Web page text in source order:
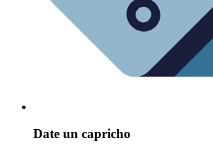
Date un capricho